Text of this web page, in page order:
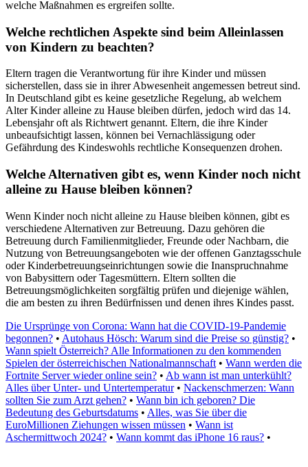
welche Maßnahmen es ergreifen sollte.
Welche rechtlichen Aspekte sind beim Alleinlassen
von Kindern zu beachten?
Eltern tragen die Verantwortung für ihre Kinder und müssen
sicherstellen, dass sie in ihrer Abwesenheit angemessen betreut sind.
In Deutschland gibt es keine gesetzliche Regelung, ab welchem
Alter Kinder alleine zu Hause bleiben dürfen, jedoch wird das 14.
Lebensjahr oft als Richtwert genannt. Eltern, die ihre Kinder
unbeaufsichtigt lassen, können bei Vernachlässigung oder
Gefährdung des Kindeswohls rechtliche Konsequenzen drohen.
Welche Alternativen gibt es, wenn Kinder noch nicht
alleine zu Hause bleiben können?
Wenn Kinder noch nicht alleine zu Hause bleiben können, gibt es
verschiedene Alternativen zur Betreuung. Dazu gehören die
Betreuung durch Familienmitglieder, Freunde oder Nachbarn, die
Nutzung von Betreuungsangeboten wie der offenen Ganztagsschule
oder Kinderbetreuungseinrichtungen sowie die Inanspruchnahme
von Babysittern oder Tagesmüttern. Eltern sollten die
Betreuungsmöglichkeiten sorgfältig prüfen und diejenige wählen,
die am besten zu ihren Bedürfnissen und denen ihres Kindes passt.
Die Ursprünge von Corona: Wann hat die COVID-19-Pandemie
begonnen? • Autohaus Hösch: Warum sind die Preise so günstig? •
Wann spielt Österreich? Alle Informationen zu den kommenden
Spielen der österreichischen Nationalmannschaft • Wann werden die
Fortnite Server wieder online sein? • Ab wann ist man unterkühlt?
Alles über Unter- und Untertemperatur• Nackenschmerzen: Wann
sollten Sie zum Arzt gehen? • Wann bin ich geboren? Die
Bedeutung des Geburtsdatums • Alles, was Sie über die
EuroMillionen Ziehungen wissen müssen • Wann ist
Aschermittwoch 2024? • Wann kommt das iPhone 16 raus? •